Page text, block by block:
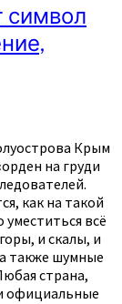
символ
Крым
на груди
как на такой
всё
и скалы, и
также шумные
страна,
официальные